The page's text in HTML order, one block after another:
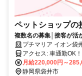
ペットショップ
複数名の募集│接客が活
のきれいな店舗│お買い
プチマリア イオン袋
アクセス: 車通勤OK！無料駐車場あり 東名高速道路「袋井IC」から約
6分 新東名高速道路「遠
鉄道「遠江一宮駅」
月給220,000円～
静岡県袋井市